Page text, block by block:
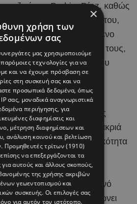
στη ζωή του Brahim Díaz, καθώς
και η αγαπημένη του,
να κάνουν το επόμενο
και να ενώσουν τις ζωές τους,
τους τους ανθρώπους που
και η Ισπανίδα
creator επέλεξαν τις
αυτή περίσταση, μακριά
και με διακριτικότητα
τη σχέση τους. Η
την Κυριακή 2
ειδυλλιακό καλοκαιρινό
τοπίο να συμπληρώνει
×
χρήση των
σας
μας χρησιμοποιούμε
τεχνολογίες για να
και να έχουμε πρόσβαση σε
στη συσκευή σας και να
προσωπικά δεδομένα, όπως
σας, μοναδικά αναγνωριστικά
περιήγησης, για
διαφημίσεις και
μέτρηση διαφημίσεων και
ανάλυση κοινού και βελτίωση
Προμηθευτές τρίτων (1910)
να επεξεργάζονται τα
αυτούς και άλλους σκοπούς,
της χρήσης ακριβών
γεωεντοπισμού και
συσκευής. Οι επιλογές σας
για αυτόν τον ιστότοπο.